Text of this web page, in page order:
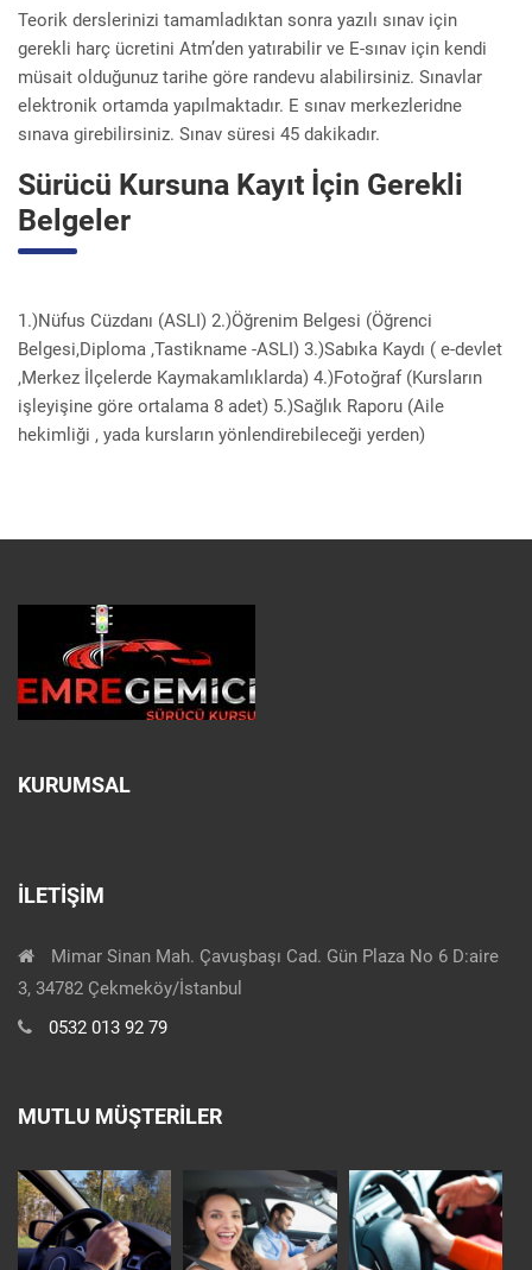
Teorik derslerinizi tamamladıktan sonra yazılı sınav için
gerekli harç ücretini Atm’den yatırabilir ve E-sınav için kendi
müsait olduğunuz tarihe göre randevu alabilirsiniz. Sınavlar
elektronik ortamda yapılmaktadır. E sınav merkezleridne
sınava girebilirsiniz. Sınav süresi 45 dakikadır.
Sürücü Kursuna Kayıt İçin Gerekli
Belgeler
1.)Nüfus Cüzdanı (ASLI) 2.)Öğrenim Belgesi (Öğrenci
Belgesi,Diploma ,Tastikname -ASLI) 3.)Sabıka Kaydı ( e-devlet
,Merkez İlçelerde Kaymakamlıklarda) 4.)Fotoğraf (Kursların
işleyişine göre ortalama 8 adet) 5.)Sağlık Raporu (Aile
hekimliği , yada kursların yönlendirebileceği yerden)
KURUMSAL
İLETIŞIM
Mimar Sinan Mah. Çavuşbaşı Cad. Gün Plaza No 6 D:aire
3, 34782 Çekmeköy/İstanbul
0532 013 92 79
MUTLU MÜŞTERILER